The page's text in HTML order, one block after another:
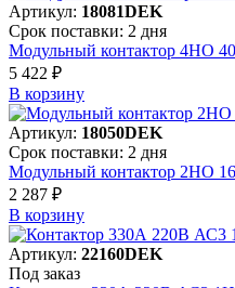
Артикул: 18081DEK
Срок поставки: 2 дня
Модульный контактор 4НО
5 422 ₽
В корзинy
Артикул: 18050DEK
Срок поставки: 2 дня
Модульный контактор 2НО
2 287 ₽
В корзинy
Артикул: 22160DEK
Под заказ